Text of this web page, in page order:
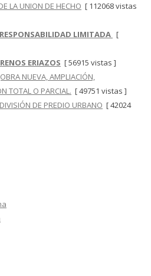
LA UNION DE HECHO [ 112068 vistas
LIMITADA [
ERIAZOS [ 56915 vistas ]
NUEVA, AMPLIACIÓN,
TOTAL O PARCIAL. [ 49751 vistas ]
DE PREDIO URBANO [ 42024